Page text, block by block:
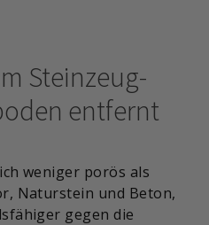
Steinzeug-
entfernt
weniger porös als
Naturstein und Beton,
gegen die